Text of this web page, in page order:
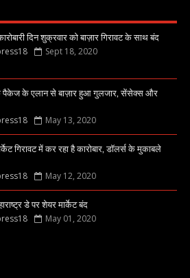
दिन शुक्रवार को बाज़ार गिरावट के साथ बंद
Sept 18, 2020
पैकेज के एलान से बाज़ार हुआ गुलजार, सेंसेक्स और
May 13, 2020
गिरावट में कर रहा है कारोबार, डॉलर्स के मुकाबले
May 12, 2020
डे पर शेयर मार्केट बंद
May 01, 2020